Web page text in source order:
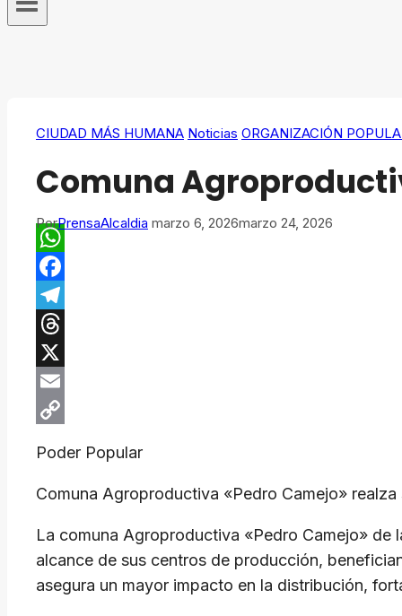
CIUDAD MÁS HUMANA Noticias ORGANIZACIÓN
​Comuna
PorPrensaAlcaldia marzo 6, 2026marzo 24, 2026
WhatsApp
Facebook
Telegram
Threads
X
Email
Poder Popular
​Comuna Agroproductiva «Pedro Camejo»
​La comuna Agroproductiva «Pedro Camejo» de
alcance de sus centros de producción,
asegura un mayor impacto en la distribución,